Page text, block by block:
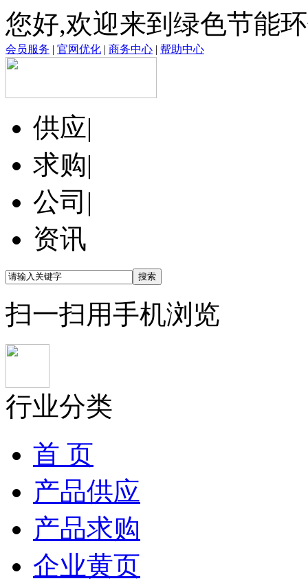
您好,欢迎来到绿色节能
会员服务 | 官网优化 | 商务中心 | 帮助中心
供应|
求购|
公司 |
资讯
扫一扫用手机浏览
行业分类
首 页
产品供应
产品求购
企业黄页